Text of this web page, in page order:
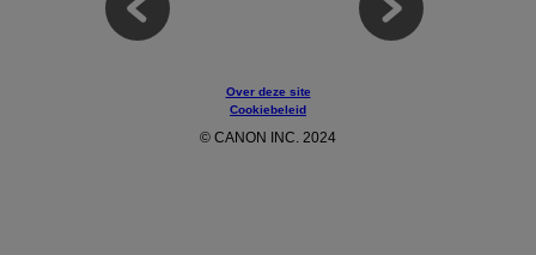
Over deze site
Cookiebeleid
© CANON INC. 2024